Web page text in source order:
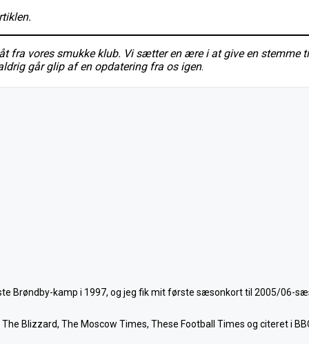
vores smukke klub. Vi sætter en ære i at give en stemme
går glip af en opdatering fra os igen.
Brøndby-kamp i 1997, og jeg fik mit første sæsonkort til 2005/06-
Blizzard, The Moscow Times, These Football Times og citeret i